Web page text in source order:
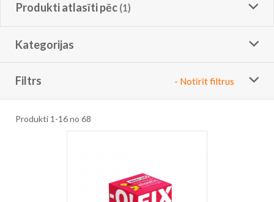
Produkti atlasīti pēc
Kategorijas
Filtrs - Notīrīt filtrus
Produkti 1 -16no 68